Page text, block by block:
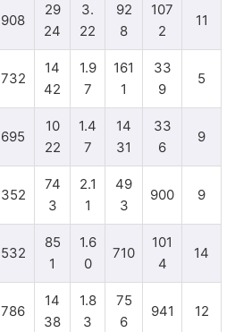
908
29
24
3.
22
92
8
107
2
11
732
14
42
1.9
7
161
1
33
9
5
695
10
22
1.4
7
14
31
33
6
9
352
74
3
2.1
1
49
3
900 9
532
85
1
1.6
0
710
101
4
14
786
14
38
1.8
3
75
6
941 12